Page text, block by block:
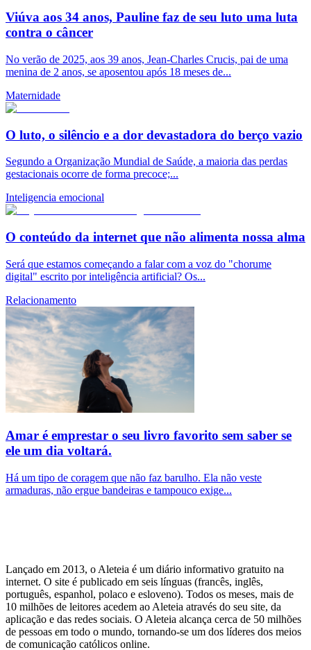
Viúva aos 34 anos, Pauline faz de seu luto uma luta
contra o câncer
No verão de 2025, aos 39 anos, Jean-Charles Crucis, pai de uma
menina de 2 anos, se aposentou após 18 meses de...
Maternidade
O luto, o silêncio e a dor devastadora do berço vazio
Segundo a Organização Mundial de Saúde, a maioria das perdas
gestacionais ocorre de forma precoce;...
Inteligencia emocional
O conteúdo da internet que não alimenta nossa alma
Será que estamos começando a falar com a voz do "chorume
digital" escrito por inteligência artificial? Os...
Relacionamento
Amar é emprestar o seu livro favorito sem saber se
ele um dia voltará.
Há um tipo de coragem que não faz barulho. Ela não veste
armaduras, não ergue bandeiras e tampouco exige...
Lançado em 2013, o Aleteia é um diário informativo gratuito na
internet. O site é publicado em seis línguas (francês, inglês,
português, espanhol, polaco e esloveno). Todos os meses, mais de
10 milhões de leitores acedem ao Aleteia através do seu site, da
aplicação e das redes sociais. O Aleteia alcança cerca de 50 milhões
de pessoas em todo o mundo, tornando-se um dos líderes dos meios
de comunicação católicos online.